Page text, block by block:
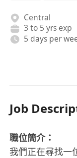
Central
3 to 5 yrs exp
5 days per
Job
職位簡介：
我們正在尋找一